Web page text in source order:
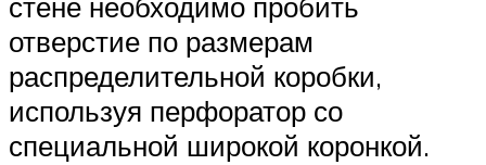
отверстие по размерам
распределительной коробки,
используя перфоратор со
специальной широкой коронкой.